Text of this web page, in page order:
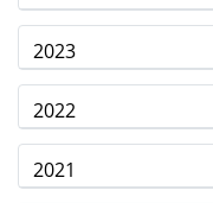
2023
2022
2021